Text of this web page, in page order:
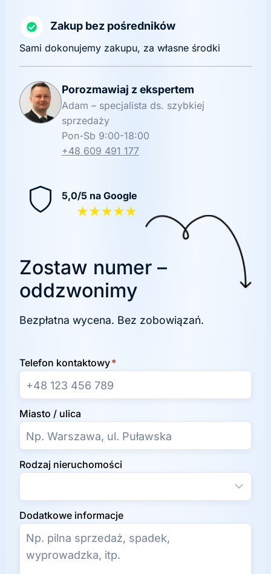
Zakup bez pośredników
Sami dokonujemy zakupu, za własne środki
Porozmawiaj z ekspertem
Adam – specjalista ds. szybkiej
sprzedaży
Pon-Sb 9:00-18:00
+48 609 491 177
5,0/5 na Google
★★★★★
Zostaw numer –
oddzwonimy
Bezpłatna wycena. Bez zobowiązań.
Telefon kontaktowy*
Miasto / ulica
Rodzaj nieruchomości
Dodatkowe informacje